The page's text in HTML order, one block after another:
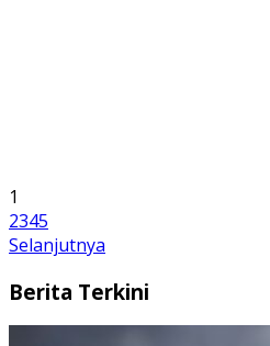
1
2345
Selanjutnya
Berita Terkini